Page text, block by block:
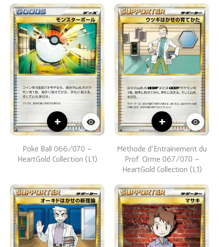
+
Poké Ball 066/070 –
HeartGold Collection (L1)
+
Méthode d’Entraînement du
Prof. Orme 067/070 –
HeartGold Collection (L1)